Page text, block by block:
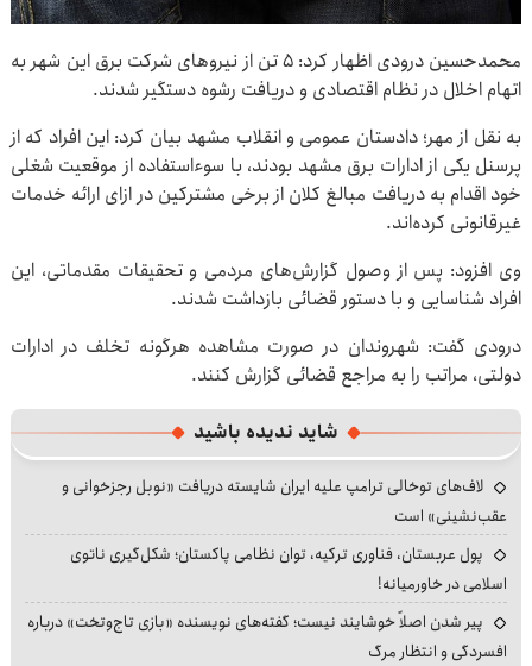
محمدحسین درودی اظهار کرد: ۵ تن از نیروهای شرکت برق این شهر به
اتهام اخلال در نظام اقتصادی و دریافت رشوه دستگیر شدند.
به نقل از مهر؛ دادستان عمومی و انقلاب مشهد بیان کرد: این افراد که از
پرسنل یکی از ادارات برق مشهد بودند، با سوءاستفاده از موقعیت شغلی
خود اقدام به دریافت مبالغ کلان از برخی مشترکین در ازای ارائه خدمات
غیرقانونی کرده‌اند.
وی افزود: پس از وصول گزارش‌های مردمی و تحقیقات مقدماتی، این
افراد شناسایی و با دستور قضائی بازداشت شدند.
درودی گفت: شهروندان در صورت مشاهده هرگونه تخلف در ادارات
دولتی، مراتب را به مراجع قضائی گزارش کنند.
شاید ندیده باشید
لاف‌های توخالی ترامپ علیه ایران شایسته دریافت «نوبل رجزخوانی و
عقب‌نشینی» است
پول عربستان، فناوری ترکیه، توان نظامی پاکستان؛ شکل‌گیری ناتوی
اسلامی در خاورمیانه!
پیر شدن اصلاً خوشایند نیست؛ گفته‌های نویسنده «بازی تاج‌وتخت» درباره
افسردگی و انتظار مرگ